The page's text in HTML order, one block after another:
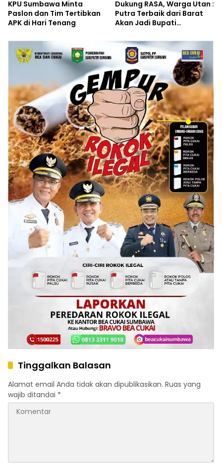
KPU Sumbawa Minta
Paslon dan Tim Tertibkan
APK di Hari Tenang
Dukung RASA, Warga Utan :
Putra Terbaik dari Barat
Akan Jadi Bupati
Tinggalkan Balasan
Alamat email Anda tidak akan dipublikasikan. Ruas yang
wajib ditandai *